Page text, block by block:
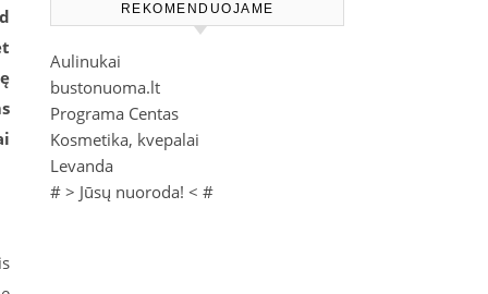
REKOMENDUOJAME
Aulinukai
bustonuoma.lt
Programa Centas
Kosmetika, kvepalai
Levanda
# > Jūsų nuoroda! < #